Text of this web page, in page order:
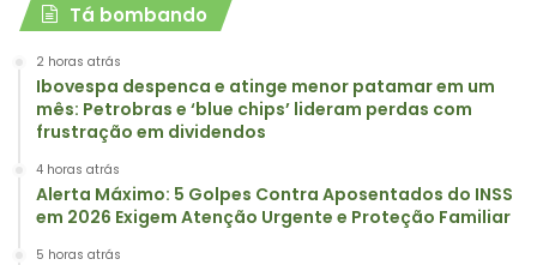
Tá bombando
2 horas atrás
Ibovespa despenca e atinge menor patamar em um
mês: Petrobras e ‘blue chips’ lideram perdas com
frustração em dividendos
4 horas atrás
Alerta Máximo: 5 Golpes Contra Aposentados do INSS
em 2026 Exigem Atenção Urgente e Proteção Familiar
5 horas atrás